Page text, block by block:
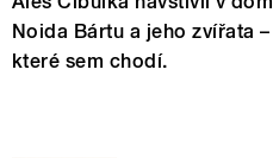
Noida Bártu a jeho zvířata
které sem chodí.